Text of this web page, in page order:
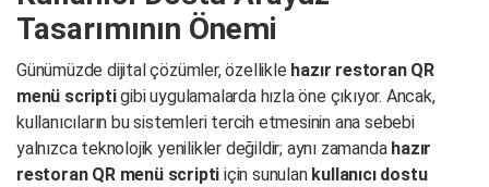
Tasarımının Önemi
Günümüzde dijital çözümler, özellikle hazır restoran QR
menü scriptigibi uygulamalarda hızla öne çıkıyor. Ancak,
kullanıcıların bu sistemleri tercih etmesinin ana sebebi
yalnızca teknolojik yenilikler değildir; aynı zamanda hazır
restoran QR menü scripti için sunulan kullanıcı dostu